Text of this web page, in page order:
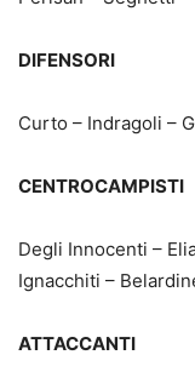
DIFENSORI
Curto – Indragoli –
CENTROCAMPISTI
Degli Innocenti –
Ignacchiti –
ATTACCANTI